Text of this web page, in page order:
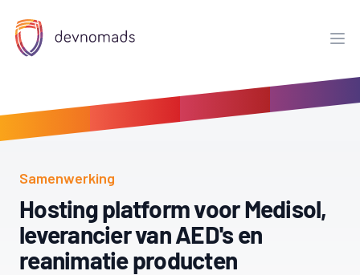
DevNomads
Samenwerking
Hosting platform voor Medisol,
leverancier van AED's en
reanimatie producten